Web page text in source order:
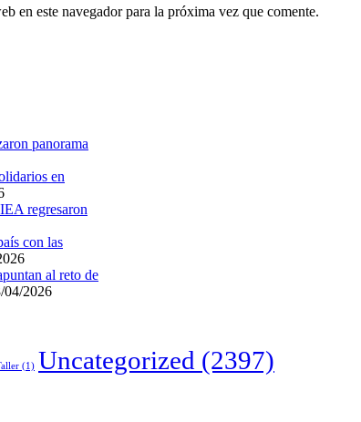
en este navegador para la próxima vez que comente.
panorama
en
regresaron
con las
al reto de
04/2026
(1) Uncategorized (2397)